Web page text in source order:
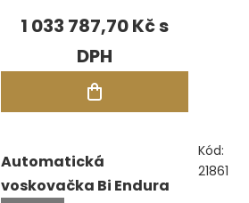
1 033 787,70 Kč
Automatická
voskovačka Bi Endura
Kód:
21861